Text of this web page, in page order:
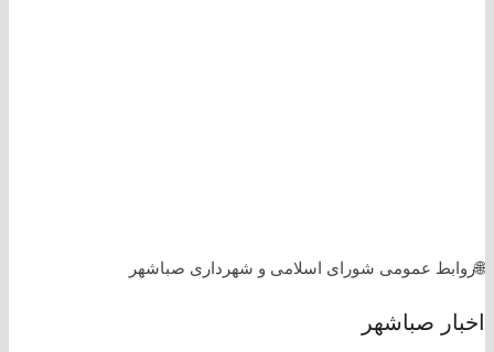
🌐روابط عمومی شورای اسلامی و شهرداری صباشهر
اخبار صباشهر